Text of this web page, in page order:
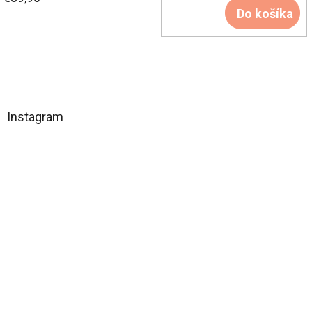
Do košíka
á
Instagram